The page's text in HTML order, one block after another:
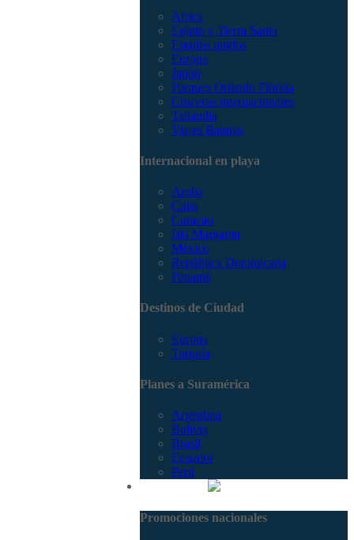
Africa
Egipto y Tierra Santa
Estados unidos
Europa
Japón
Parques Orlando Florida
Cruceros internacionales
Tailandia
Viajes Baratos
Internacional en playa
Aruba
Cuba
Curacao
Isla Margarita
México
República Dominicana
Panamá
Destinos de Ciudad
Europa
Turquía
Planes a Suramérica
Argentina
Bolivia
Brasil
Ecuador
Perú
Promociones nacionales